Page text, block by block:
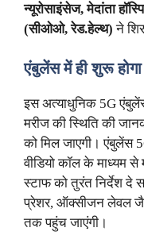
न्यूरोसाइंसेज, मेदांता
(सीओओ, रेड.हेल्थ)ने
एंबुलेंस में ही शुरू
इस अत्याधुनिक 5G
मरीज की स्थिति की
को मिल जाएगी। एंबुलेंस
वीडियो कॉल के माध्यम
स्टाफ को तुरंत निर्देश दे
प्रेशर, ऑक्सीजन लेवल जैसी
तक पहुंच जाएंगी।